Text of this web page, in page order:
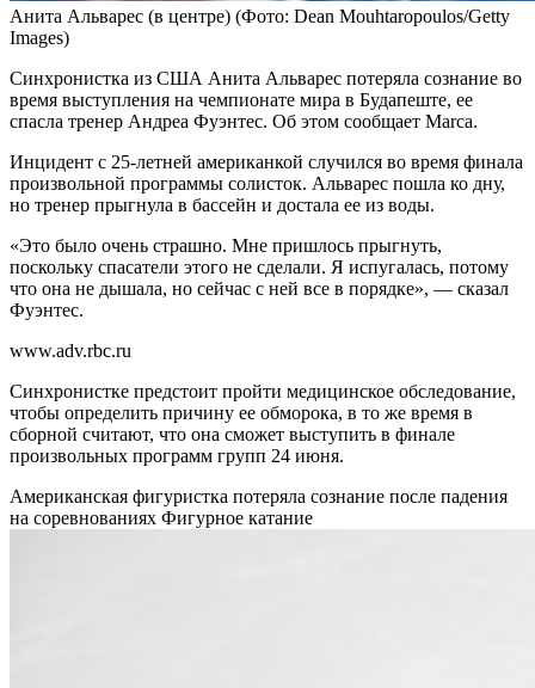
Анита Альварес (в центре) (Фото: Dean Mouhtaropoulos/Getty
Images)
Синхронистка из США Анита Альварес потеряла сознание во
время выступления на чемпионате мира в Будапеште, ее
спасла тренер Андреа Фуэнтес. Об этом сообщает Marca.
Инцидент с 25-летней американкой случился во время финала
произвольной программы солисток. Альварес пошла ко дну,
но тренер прыгнула в бассейн и достала ее из воды.
«Это было очень страшно. Мне пришлось прыгнуть,
поскольку спасатели этого не сделали. Я испугалась, потому
что она не дышала, но сейчас с ней все в порядке», — сказал
Фуэнтес.
www.adv.rbc.ru
Синхронистке предстоит пройти медицинское обследование,
чтобы определить причину ее обморока, в то же время в
сборной считают, что она сможет выступить в финале
произвольных программ групп 24 июня.
Американская фигуристка потеряла сознание после падения
на соревнованиях Фигурное катание